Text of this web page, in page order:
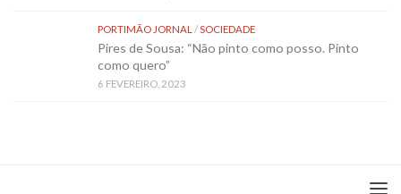
PORTIMÃO JORNAL /SOCIEDADE
Pires de Sousa: “Não pinto como posso. Pinto
como quero”
6 FEVEREIRO, 2023